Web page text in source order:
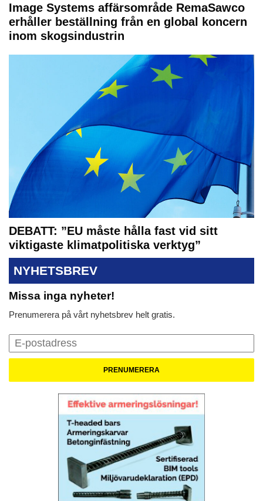
Image Systems affärsområde RemaSawco
erhåller beställning från en global koncern
inom skogsindustrin
DEBATT: ”EU måste hålla fast vid sitt
viktigaste klimatpolitiska verktyg”
NYHETSBREV
Missa inga nyheter!
Prenumerera på vårt nyhetsbrev helt gratis.